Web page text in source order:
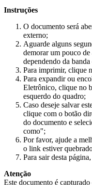
Instruções
O documento será
externo;
Aguarde alguns
demorar um pouco
dependendo da
Para imprimir, clique
Para expandir ou
Eletrônico, clique no
esquerdo do quadro;
Caso deseje salvar
clique com o botão
do documento e
como";
Por favor, ajude a
o link estiver
Para sair desta
Atenção
Este documento é